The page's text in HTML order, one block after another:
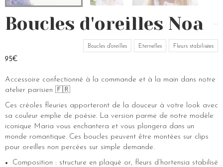
Boucles d'oreilles Noa
Boucles d'oreilles Eternelles Fleurs stabilisées
95€
Accessoire confectionné à la commande et à la main dans notre
atelier parisien 🇫🇷
Ces créoles fleuries apporteront de la douceur à votre look avec
sa couleur emplie de poésie. La version parme de notre modèle
iconique Maria vous enchantera et vous plongera dans un
monde romantique. Ces boucles peuvent être montées sur clips
pour oreilles non percées sur simple demande.
Composition : structure en plaqué or, fleurs d’hortensia stabilisé